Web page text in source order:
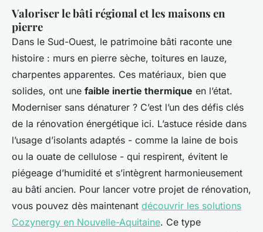
Valoriser le bâti régional et les maisons en
pierre
Dans le Sud-Ouest, le patrimoine bâti raconte une
histoire : murs en pierre sèche, toitures en lauze,
charpentes apparentes. Ces matériaux, bien que
solides, ont une faible inertie thermique en l’état.
Moderniser sans dénaturer ? C’est l’un des défis clés
de la rénovation énergétique ici. L’astuce réside dans
l’usage d’isolants adaptés - comme la laine de bois
ou la ouate de cellulose - qui respirent, évitent le
piégeage d’humidité et s’intègrent harmonieusement
au bâti ancien. Pour lancer votre projet de rénovation,
vous pouvez dès maintenant découvrir les solutions
Cozynergy en Nouvelle-Aquitaine. Ce type